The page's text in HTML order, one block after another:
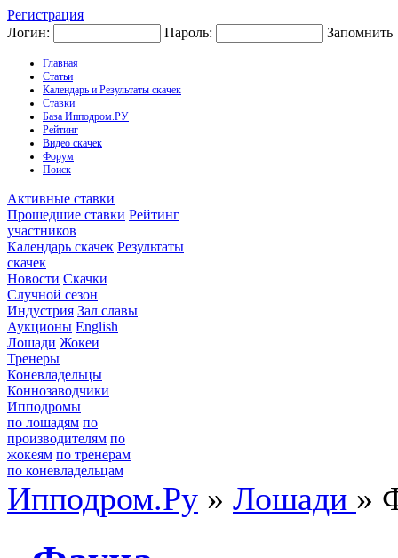
Регистрация
Логин:
Пароль: Запомнить
Главная
Статьи
Календарь и Результаты скачек
Ставки
База Ипподром.РУ
Рейтинг
Видео скачек
Форум
Поиск
Активные ставки
Прошедшие ставки Рейтинг
участников
Календарь скачек Результаты
скачек
Новости Скачки
Случной сезон
Индустрия Зал славы
Аукционы English
Лошади Жокеи
Тренеры
Коневладельцы
Коннозаводчики
Ипподромы
по лошадям по
производителям по
жокеям по тренерам
по коневладельцам
Ипподром.Ру » Лошади »